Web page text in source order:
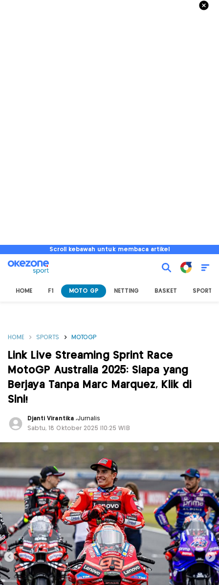
Scroll kebawah untuk membaca artikel
HOME F1 MOTO GP NETTING BASKET SPORT
HOME SPORTS MOTOGP
Link Live Streaming Sprint Race
MotoGP Australia 2025: Siapa yang
Berjaya Tanpa Marc Marquez, Klik di
Sini!
Djanti Virantika ,Jurnalis
Sabtu, 18 Oktober 2025 |10:25 WIB